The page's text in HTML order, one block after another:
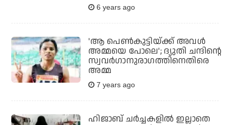
6 years ago
'ആ പെണ്‍കുട്ടിയ്ക്ക് അവള്‍
അമ്മയെ പോലെ'; ദ്യുതി ചന്ദിന്റെ
സ്വവര്‍ഗാനുരാഗത്തിനെതിരെ
അമ്മ
7 years ago
ഹിജാബ് ചര്‍ച്ചകളില്‍ ഇല്ലാതെ